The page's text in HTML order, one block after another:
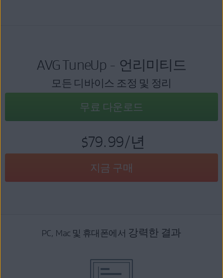
AVG TuneUp - 언리미티드
모든 디바이스 조정 및 정리
무료 다운로드
$79.99/년
지금 구매
PC, Mac 및 휴대폰에서 강력한 결과